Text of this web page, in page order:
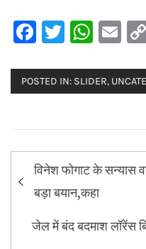
Facebook
Twitter
POSTED IN: SLIDER,
Post
navigation
विनेश फोगाट के सन्यास
बड़ा बयान,कहा
जेल में बंद बदमाश लॉरेंस